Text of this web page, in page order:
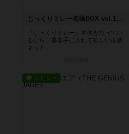
じっくりミレー名画BOX vol.1（拡張）
『じっくりミレー』本体を持ってい
るなら、是非手に入れて欲しい拡張
キッド...
レビュー